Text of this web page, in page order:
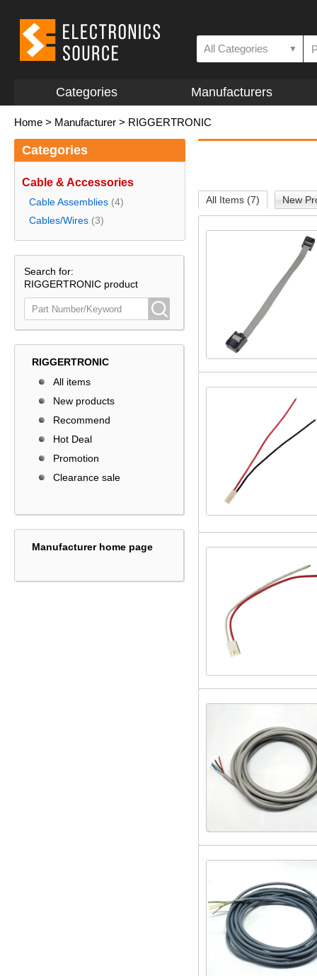
All Categories ▼
Categories Manufacturers
Home > Manufacturer > RIGGERTRONIC
Categories
Cable & Accessories
Cable Assemblies (4)
Cables/Wires (3)
Search for:
RIGGERTRONIC product
RIGGERTRONIC
All items
New products
Recommend
Hot Deal
Promotion
Clearance sale
Manufacturer home page
All Items (7) New